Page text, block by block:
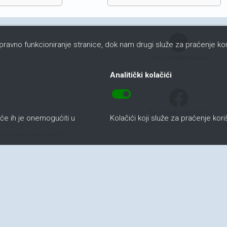
facebook.com/iarh
funkcioniranje stranice, dok nam drugi služe za praćenje
ih je onemogućiti u
Analitički kolačići
toggle_on
Kolačići koji služe za praćenje